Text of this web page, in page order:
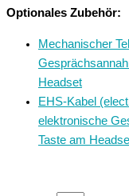
Optionales Zubehör:
Mechanischer
Headset
EHS-Kabel
elektronische
Taste am